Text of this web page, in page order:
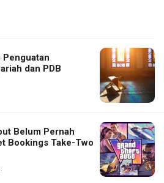
Penguatan
dan PDB
Belum Pernah
Bookings Take-Two